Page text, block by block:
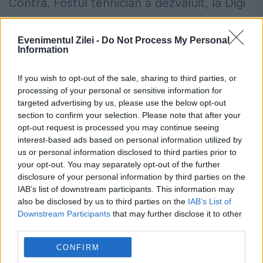
Evenimentul Zilei - Do Not Process My Personal
Information
If you wish to opt-out of the sale, sharing to third parties, or
processing of your personal or sensitive information for
targeted advertising by us, please use the below opt-out
section to confirm your selection. Please note that after your
opt-out request is processed you may continue seeing
interest-based ads based on personal information utilized by
us or personal information disclosed to third parties prior to
your opt-out. You may separately opt-out of the further
disclosure of your personal information by third parties on the
IAB’s list of downstream participants. This information may
also be disclosed by us to third parties on the IAB’s List of
Downstream Participants that may further disclose it to other
CONFIRM
Contra. Fostul tehnician a dezvăluit, la Digi
Cosmin Contra are un nou loc de
muncă, după despărțirea de naționala
României: „Am avut deja două meciuri”
26 FEBRUARIE 2020
Cosmin Contra (44 de ani) și-a găsit un nou
angajament, după aventura de la naționala
României. Cu „Guriță” la timonă,